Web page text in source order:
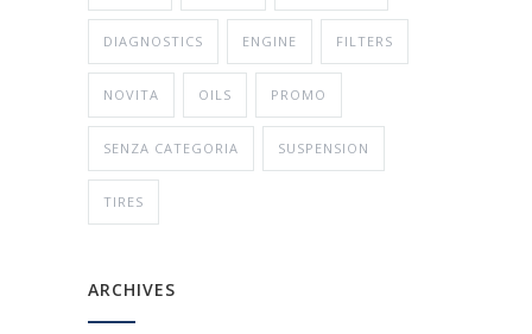
DIAGNOSTICS ENGINE FILTERS
NOVITA OILS PROMO
SENZA CATEGORIA SUSPENSION
TIRES
ARCHIVES